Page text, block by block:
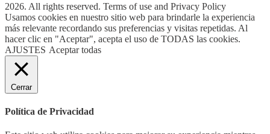
2026. All rights reserved. Terms of use and Privacy Policy
Usamos cookies en nuestro sitio web para brindarle la experiencia
más relevante recordando sus preferencias y visitas repetidas. Al
hacer clic en "Aceptar", acepta el uso de TODAS las cookies.
AJUSTES Aceptar todas
Cerrar
Política de Privacidad